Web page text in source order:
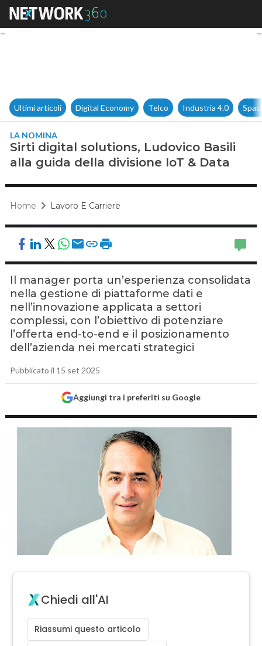
Sirti digital solutions,
Ultimi articoli Digital Economy Telco Industria 4.0
LA NOMINA
Sirti digital solutions, Ludovico Basili
alla guida della divisione IoT & Data
Home Lavoro E Carriere
Il manager porta un’esperienza consolidata
nella gestione di piattaforme dati e
nell’innovazione applicata a settori
complessi, con l’obiettivo di potenziare
l’offerta end-to-end e il posizionamento
dell’azienda nei mercati strategici
Pubblicato il 15 set 2025
Aggiungi tra i preferiti su Google
Chiedi all'AI
Riassumi questo articolo